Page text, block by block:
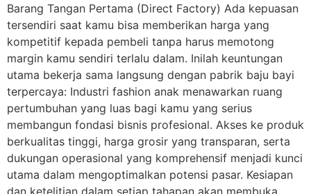
Barang Tangan Pertama (Direct Factory) Ada kepuasan
tersendiri saat kamu bisa memberikan harga yang
kompetitif kepada pembeli tanpa harus memotong
margin kamu sendiri terlalu dalam. Inilah keuntungan
utama bekerja sama langsung dengan pabrik baju bayi
terpercaya: Industri fashion anak menawarkan ruang
pertumbuhan yang luas bagi kamu yang serius
membangun fondasi bisnis profesional. Akses ke produk
berkualitas tinggi, harga grosir yang transparan, serta
dukungan operasional yang komprehensif menjadi kunci
utama dalam mengoptimalkan potensi pasar. Kesiapan